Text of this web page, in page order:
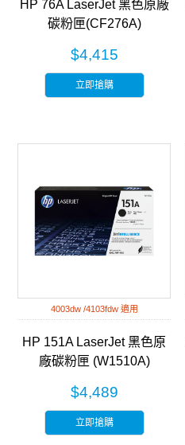
HP 76A LaserJet 黑色原廠
碳粉匣(CF276A)
$4,415
立即搶購
4003dw /4103fdw 適用
HP 151A LaserJet 黑色原
廠碳粉匣 (W1510A)
$4,489
立即搶購